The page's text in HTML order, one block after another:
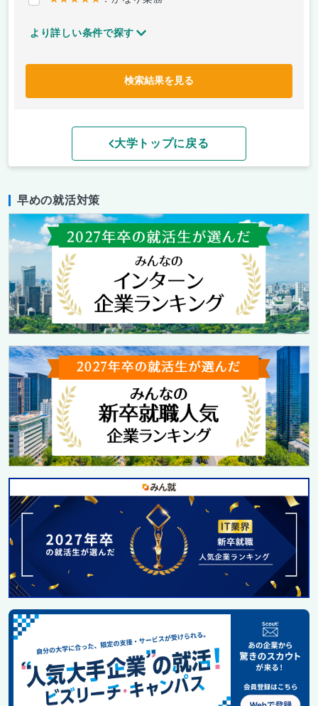
より詳しい条件で探す
検索結果を見る
大学トップに戻る
早めの就活対策